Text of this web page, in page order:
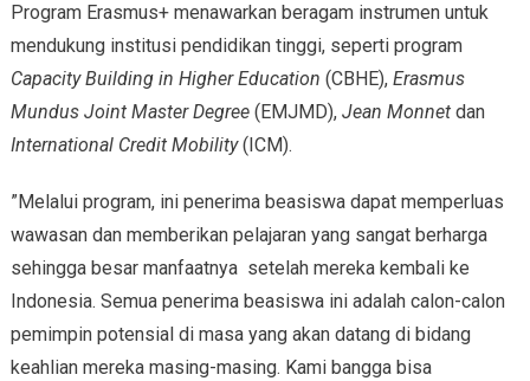
Program Erasmus+ menawarkan beragam instrumen untuk
mendukung institusi pendidikan tinggi, seperti program
Capacity Building in Higher Education (CBHE), Erasmus
Mundus Joint Master Degree(EMJMD), Jean Monnetdan
International Credit Mobility(ICM).
”Melalui program, ini penerima beasiswa dapat memperluas
wawasan dan memberikan pelajaran yang sangat berharga
sehingga besar manfaatnya setelah mereka kembali ke
Indonesia. Semua penerima beasiswa ini adalah calon-calon
pemimpin potensial di masa yang akan datang di bidang
keahlian mereka masing-masing. Kami bangga bisa